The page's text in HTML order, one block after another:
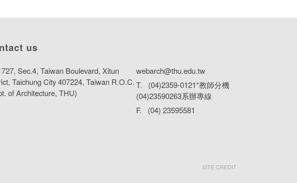
us
Sec.4, Taiwan Boulevard, Xitun
Taichung City 407224, Taiwan R.O.C.
of Architecture, THU)
webarch@thu.edu.tw
T. (04)2359-0121*教師分機
(04)23590263系辦專線
F. (04) 23595581
SITE CREDIT